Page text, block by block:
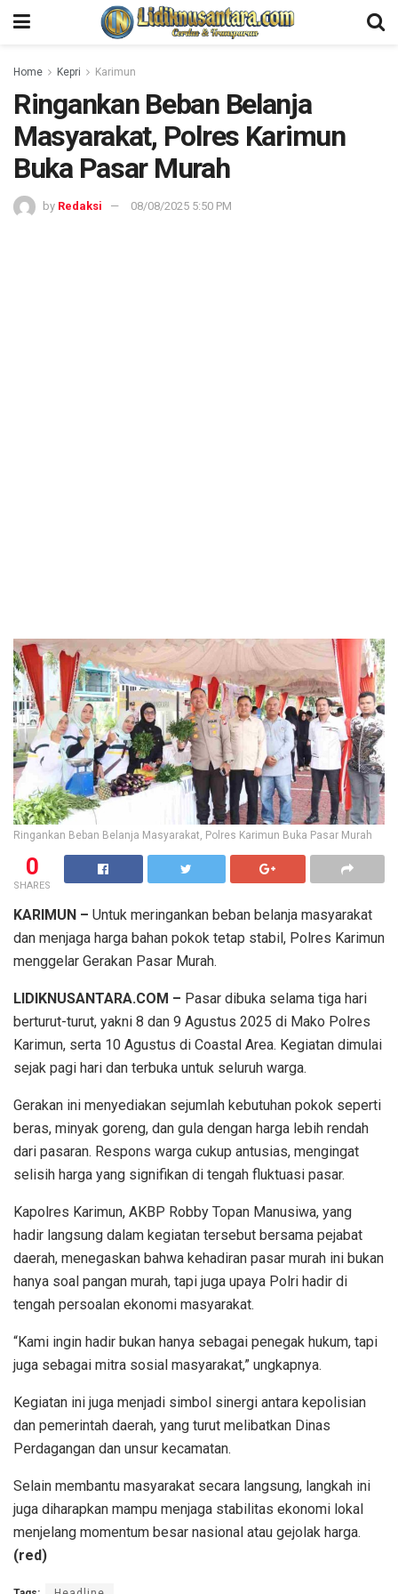
Home Kepri Karimun
Ringankan Beban Belanja
Masyarakat, Polres Karimun
Buka Pasar Murah
by Redaksi 08/08/2025 5:50 PM
Ringankan Beban Belanja Masyarakat, Polres Karimun Buka Pasar Murah
0
SHARES
KARIMUN – Untuk meringankan beban belanja masyarakat
dan menjaga harga bahan pokok tetap stabil, Polres Karimun
menggelar Gerakan Pasar Murah.
LIDIKNUSANTARA.COM – Pasar dibuka selama tiga hari
berturut-turut, yakni 8 dan 9 Agustus 2025 di Mako Polres
Karimun, serta 10 Agustus di Coastal Area. Kegiatan dimulai
sejak pagi hari dan terbuka untuk seluruh warga.
Gerakan ini menyediakan sejumlah kebutuhan pokok seperti
beras, minyak goreng, dan gula dengan harga lebih rendah
dari pasaran. Respons warga cukup antusias, mengingat
selisih harga yang signifikan di tengah fluktuasi pasar.
Kapolres Karimun, AKBP Robby Topan Manusiwa, yang
hadir langsung dalam kegiatan tersebut bersama pejabat
daerah, menegaskan bahwa kehadiran pasar murah ini bukan
hanya soal pangan murah, tapi juga upaya Polri hadir di
tengah persoalan ekonomi masyarakat.
“Kami ingin hadir bukan hanya sebagai penegak hukum, tapi
juga sebagai mitra sosial masyarakat,” ungkapnya.
Kegiatan ini juga menjadi simbol sinergi antara kepolisian
dan pemerintah daerah, yang turut melibatkan Dinas
Perdagangan dan unsur kecamatan.
Selain membantu masyarakat secara langsung, langkah ini
juga diharapkan mampu menjaga stabilitas ekonomi lokal
menjelang momentum besar nasional atau gejolak harga.
(red)